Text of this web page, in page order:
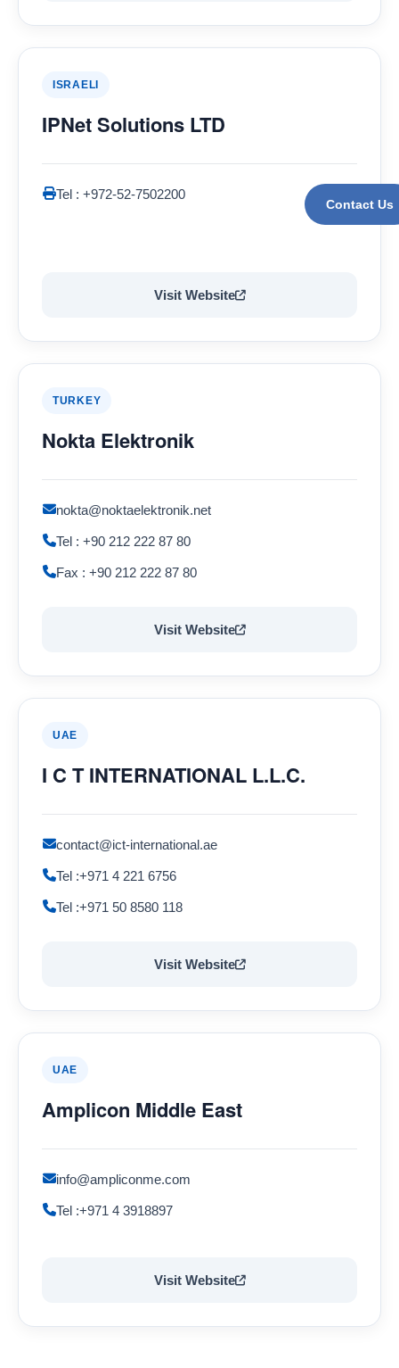
Contact Us
ISRAELI
IPNet Solutions LTD
Tel : +972-52-7502200
Visit Website
TURKEY
Nokta Elektronik
nokta@noktaelektronik.net
Tel : +90 212 222 87 80
Fax : +90 212 222 87 80
Visit Website
UAE
I C T INTERNATIONAL L.L.C.
contact@ict-international.ae
Tel :+971 4 221 6756
Tel :+971 50 8580 118
Visit Website
UAE
Amplicon Middle East
info@ampliconme.com
Tel :+971 4 3918897
Visit Website